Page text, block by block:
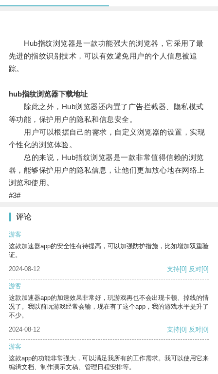
Hub指纹浏览器是一款功能强大的浏览器，它采用了最
先进的指纹识别技术，可以有效避免用户的个人信息被追
踪。
hub指纹浏览器下载地址
除此之外，Hub浏览器还内置了广告拦截器、隐私模式
等功能，保护用户的隐私和信息安全。
用户可以根据自己的需求，自定义浏览器的设置，实现
个性化的浏览体验。
总的来说，Hub指纹浏览器是一款非常值得信赖的浏览
器，能够保护用户的隐私信息，让他们更加放心地在网络上
浏览和使用。
#3#
评论
游客
这款加速器app的安全性有待提高，可以加强防护措施，比如增加双重验
证。
2024-08-12
支持[0] 反对[0]
游客
这款加速器app的加速效果非常好，玩游戏再也不会出现卡顿、掉线的情
况了。我以前玩游戏经常会输，现在有了这个app，我的游戏水平提升了
不少。
2024-08-12
支持[0] 反对[0]
游客
这款app的功能非常强大，可以满足我所有的工作需求。我可以使用它来
编辑文档、制作演示文稿、管理日程安排等。